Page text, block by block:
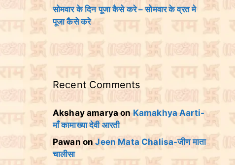
सोमवार के दिन पूजा कैसे करे – सोमवार के व्रत मे
पूजा कैसे करे
Recent Comments
Akshay amaryaonKamakhya Aarti-
माँ कामाख्या देवी आरती
Pawan onJeen Mata Chalisa-जीण माता
चालीसा